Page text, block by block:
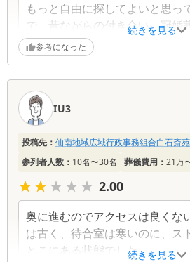
続きを見る
もっと自由に探してよいと思っ
で、昔ながらの付き合い、冠婚
た理由で決めたので、費用など
していないです。
参考になった
続きを見る
IU3
投稿先： 仙南地域広域行政事務組合白石斎苑
参列者人数： 10名〜30名 葬儀費用： 21万
★★★★★
★★★★★ 2.00
奥に進むのでアクセスは良くな
は古く、待合室は寒いのに、ス
とこにある状態でした。